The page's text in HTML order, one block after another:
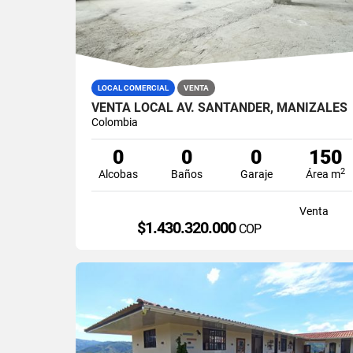
LOCAL COMERCIAL VENTA
VENTA LOCAL AV. SANTANDER, MANIZALES
Colombia
0
Alcobas
0
Baños
0
Garaje
150
Área m2
Venta
$1.430.320.000 COP